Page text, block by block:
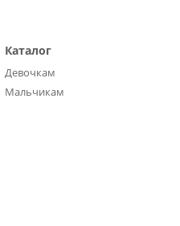
Каталог
Девочкам
Мальчикам